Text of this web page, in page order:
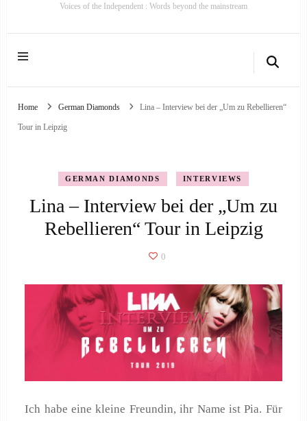
Voices of the Independent : Words beyond the mainstream
Home German Diamonds Lina – Interview bei der „Um zu Rebellieren“
Tour in Leipzig
GERMAN DIAMONDS INTERVIEWS
Lina – Interview bei der „Um zu
Rebellieren“ Tour in Leipzig
0
Ich habe eine kleine Freundin, ihr Name ist Pia. Für